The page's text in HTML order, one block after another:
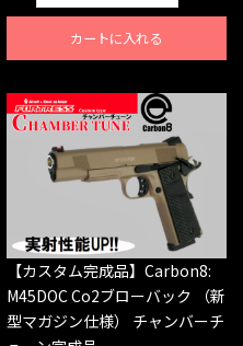
カートに入れる
【カスタム完成品】Carbon8:
M45DOC Co2ブローバック （新
型マガジン仕様） チャンバーチ